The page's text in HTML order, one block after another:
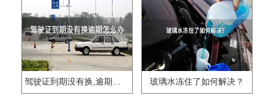
驾驶证到期没有换,逾期怎么办?? 玻璃水冻住了如何解决？